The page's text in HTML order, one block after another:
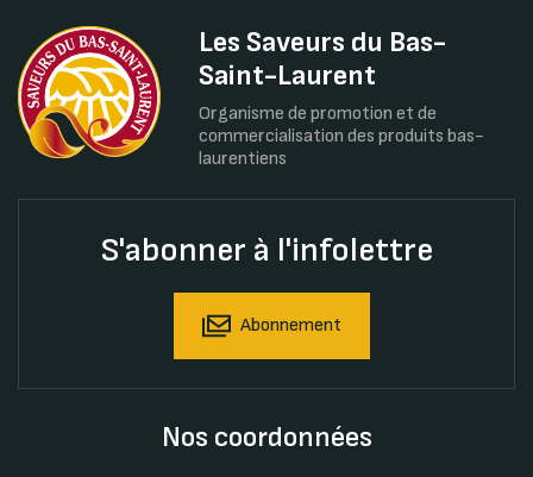
Les Saveurs du Bas-
Saint-Laurent
Organisme de promotion et de
commercialisation des produits bas-
laurentiens
S'abonner à l'infolettre
Abonnement
Nos coordonnées